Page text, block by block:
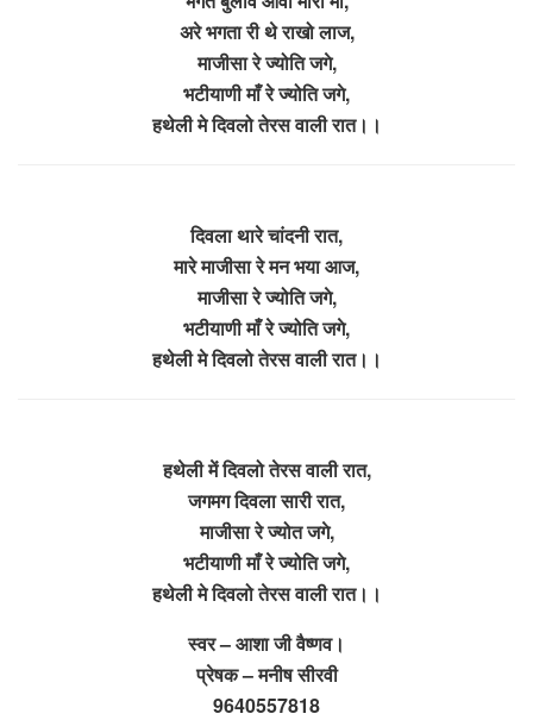
अरे भगता री थे राखो लाज,
माजीसा रे ज्योति जगे,
भटीयाणी माँ रे ज्योति जगे,
हथेली मे दिवलो तेरस वाली रात।।
दिवला थारे चांदनी रात,
मारे माजीसा रे मन भया आज,
माजीसा रे ज्योति जगे,
भटीयाणी माँ रे ज्योति जगे,
हथेली मे दिवलो तेरस वाली रात।।
हथेली में दिवलो तेरस वाली रात,
जगमग दिवला सारी रात,
माजीसा रे ज्योत जगे,
भटीयाणी माँ रे ज्योति जगे,
हथेली मे दिवलो तेरस वाली रात।।
स्वर – आशा जी वैष्णव।
प्रेषक – मनीष सीरवी
9640557818